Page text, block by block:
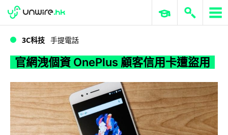
官網洩個資 OnePlus 顧客信用卡遭盜用
WWDC 2026 ERP 與商業 AI
3C科技 手提電話
官網洩個資 OnePlus 顧客信用卡遭盜用